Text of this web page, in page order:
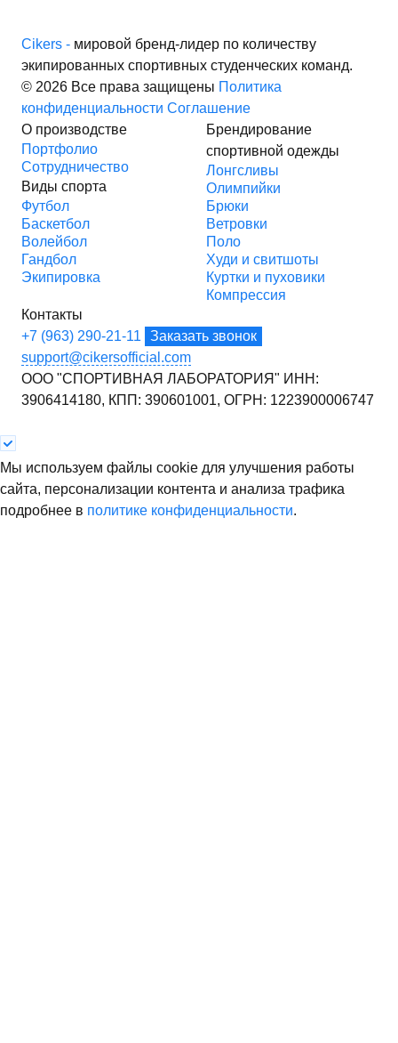
Cikers - мировой бренд-лидер по количеству
экипированных спортивных студенческих команд.
© 2026 Все права защищены Политика
конфиденциальности Соглашение
О производстве
Портфолио
Сотрудничество
Виды спорта
Футбол
Баскетбол
Волейбол
Гандбол
Экипировка
Брендирование
спортивной одежды
Лонгсливы
Олимпийки
Брюки
Ветровки
Поло
Худи и свитшоты
Куртки и пуховики
Компрессия
Контакты
+7 (963) 290-21-11
Заказать звонок
support@cikersofficial.com
ООО "СПОРТИВНАЯ ЛАБОРАТОРИЯ" ИНН:
3906414180, КПП: 390601001, ОГРН: 1223900006747
Мы используем файлы cookie для улучшения работы
сайта, персонализации контента и анализа трафика
подробнее в политике конфиденциальности.